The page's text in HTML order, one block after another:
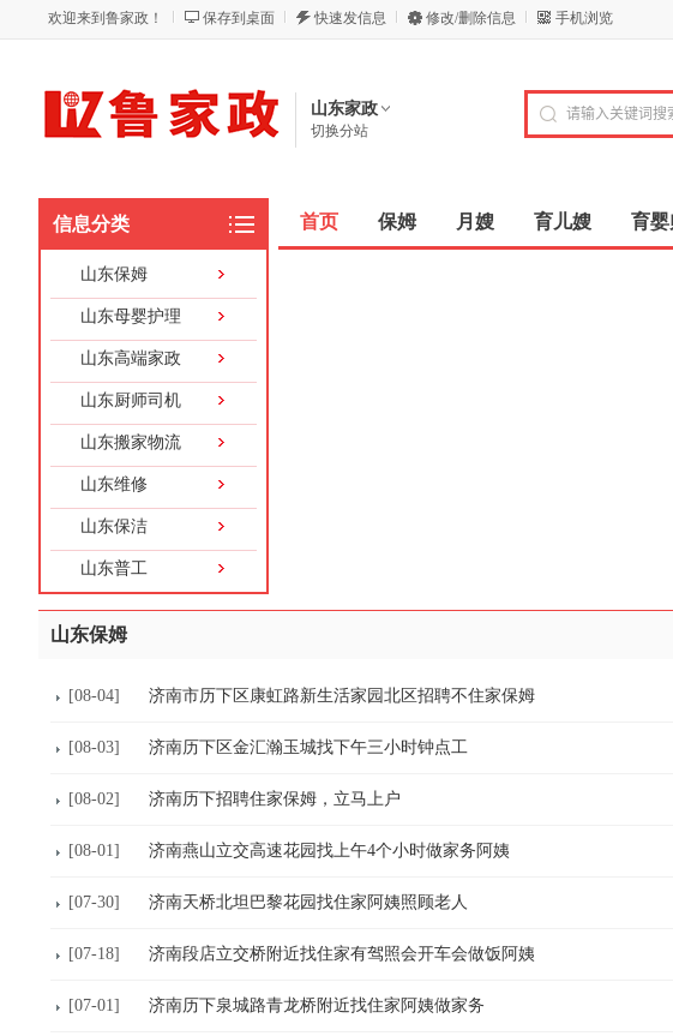
欢迎来到鲁家政！ 保存到桌面 快速发信息 修改/删除信息 手机浏览
山东家政
切换分站
信息分类
山东保姆
山东母婴护理
山东高端家政
山东厨师司机
山东搬家物流
山东维修
山东保洁
山东普工
首页 保姆 月嫂 育儿嫂 育婴
山东保姆
[08-04] 济南市历下区康虹路新生活家园北区招聘不住家保姆
[08-03] 济南历下区金汇瀚玉城找下午三小时钟点工
[08-02] 济南历下招聘住家保姆，立马上户
[08-01] 济南燕山立交高速花园找上午4个小时做家务阿姨
[07-30] 济南天桥北坦巴黎花园找住家阿姨照顾老人
[07-18] 济南段店立交桥附近找住家有驾照会开车会做饭阿姨
[07-01] 济南历下泉城路青龙桥附近找住家阿姨做家务